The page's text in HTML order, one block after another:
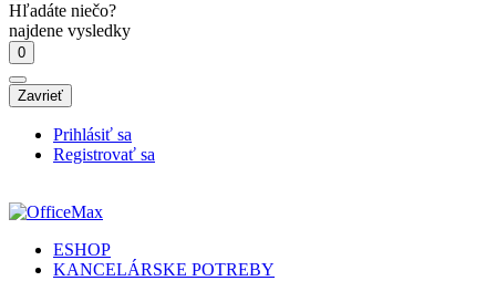
Hľadáte niečo?
najdene vysledky
0
Zavrieť
Prihlásiť sa
Registrovať sa
ESHOP
KANCELÁRSKE POTREBY